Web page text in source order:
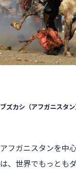
ブズカシ（アフガニスタン
アフガニスタンを中
は、世界でもっとも